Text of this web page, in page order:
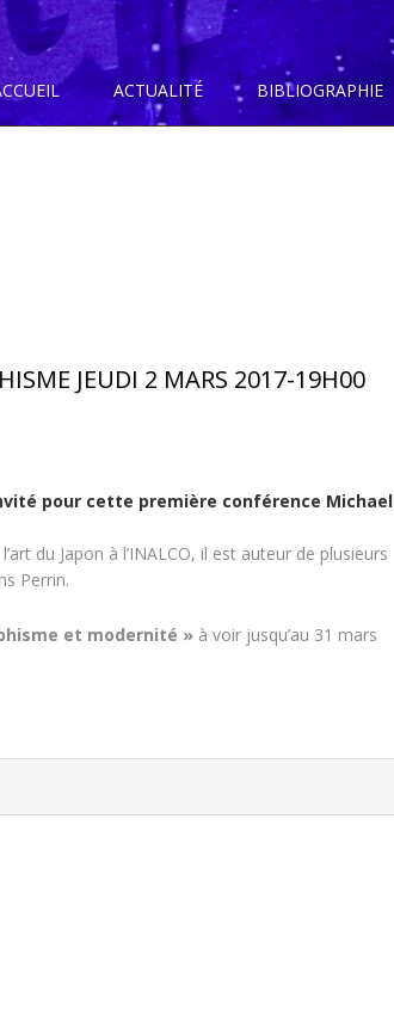
ACTUALITÉ BIBLIOGRAPHIE
JEUDI 2 MARS 2017-19H00
pour cette première conférence Michael
du Japon à l’INALCO, il est auteur de plusieurs
Perrin.
et modernité » à voir jusqu’au 31 mars